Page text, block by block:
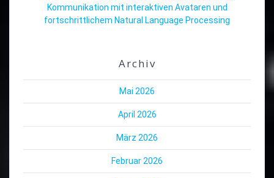
Kommunikation mit interaktiven Avataren und
fortschrittlichem Natural Language Processing
Archiv
Mai 2026
April 2026
März 2026
Februar 2026